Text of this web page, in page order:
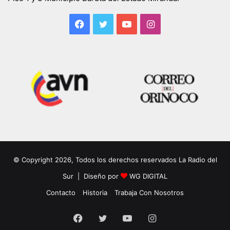
Facebook
TwitterYouTubeInstagram
© Copyright 2026, Todos los derechos reservados La Radio del
Sur | Diseño por
WG DIGITAL
Contacto
Historia Trabaja Con Nosotros
Facebook
TwitterYouTubeInstagram